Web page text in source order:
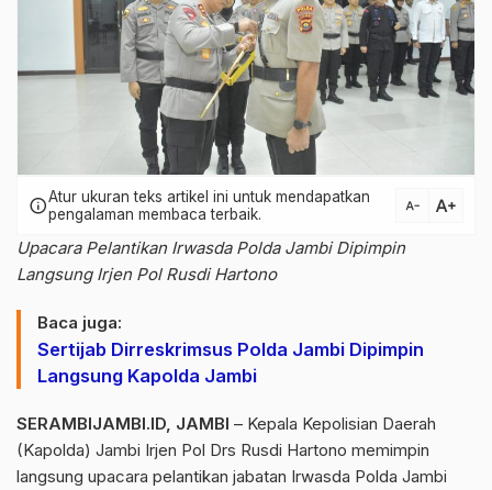
infoAtur ukuran teks artikel ini untuk mendapatkan
pengalaman membaca terbaik.
text_decrease text_increase
Upacara Pelantikan Irwasda Polda Jambi Dipimpin
Langsung Irjen Pol Rusdi Hartono
Baca juga:
Sertijab Dirreskrimsus Polda Jambi Dipimpin
Langsung Kapolda Jambi
SERAMBIJAMBI.ID, JAMBI – Kepala Kepolisian Daerah
(Kapolda) Jambi Irjen Pol Drs Rusdi Hartono memimpin
langsung upacara pelantikan jabatan Irwasda Polda Jambi